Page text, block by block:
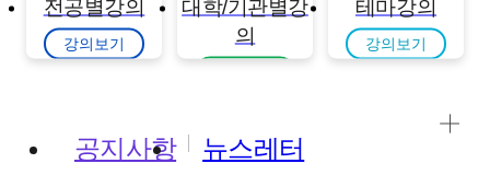
전공별강의
강의보기
대학/기관별강
의
테마강의
강의보기
공지사항 뉴스레터